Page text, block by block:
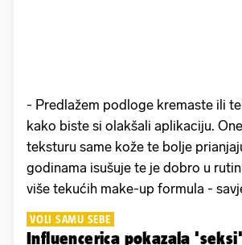
- Predlažem podloge kremaste ili
kako biste si olakšali aplikaciju.
teksturu same kože te bolje
godinama isušuje te je dobro u
više tekućih make-up formula -
VOLI SAMU SEBE
Influencerica pokazala 'seksi'